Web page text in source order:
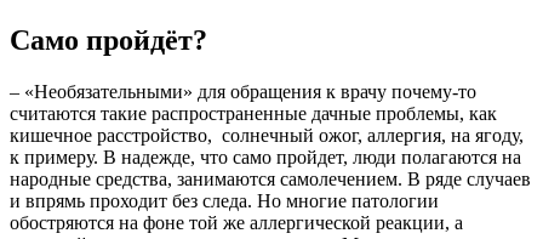
Само пройдёт?
– «Необязательными» для обращения к врачу почему-то
считаются такие распространенные дачные проблемы, как
кишечное расстройство, солнечный ожог, аллергия, на ягоду,
к примеру. В надежде, что само пройдет, люди полагаются на
народные средства, занимаются самолечением. В ряде случаев
и впрямь проходит без следа. Но многие патологии
обостряются на фоне той же аллергической реакции, а